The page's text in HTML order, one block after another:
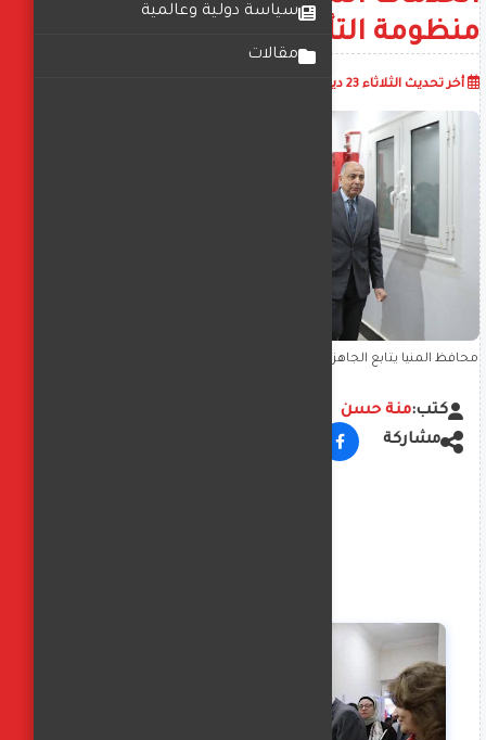
سياسة دولية وعالمية
مقالات
منظومة التأمين الصحي الشامل
أخر تحديث الثلاثاء 23 ديسمبر 2025
محافظ المنيا يتابع الجاهزية الطبية لمستشفي الراعي الصالح بسمالوط
كتب:منة حسن
مشاركة